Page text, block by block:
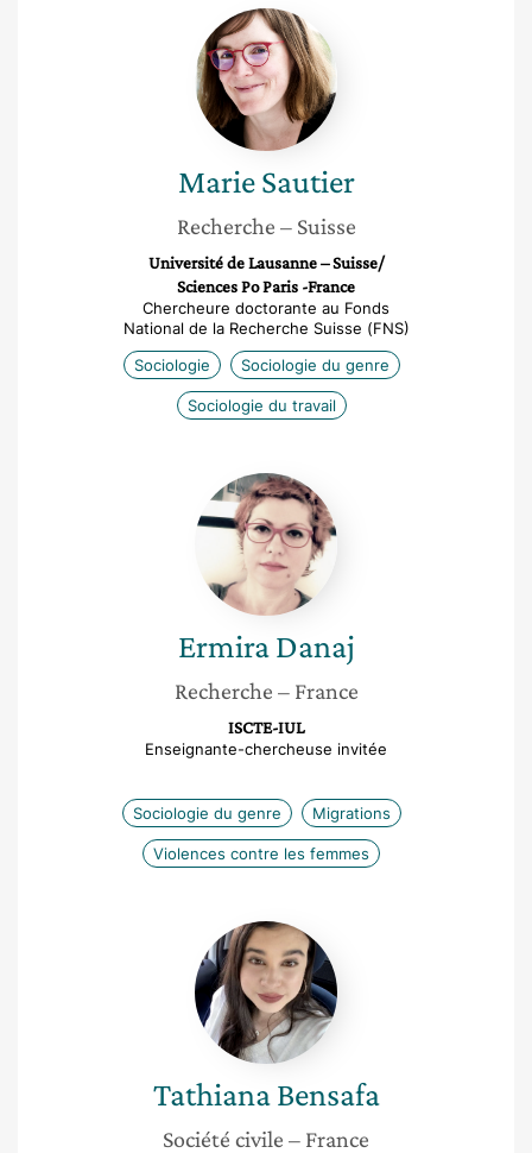
Marie
Sautier
Marie Sautier
Recherche – Suisse
Université de Lausanne – Suisse/
Sciences Po Paris -France
Chercheure doctorante au Fonds
National de la Recherche Suisse (FNS)
Sociologie
Sociologie du genre
Sociologie du travail
Ermira
Danaj
Ermira Danaj
Recherche – France
ISCTE-IUL
Enseignante-chercheuse invitée
Sociologie du genre Migrations
Violences contre les femmes
Tathiana
Bensafa
Tathiana Bensafa
Société civile – France